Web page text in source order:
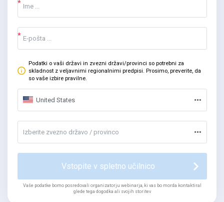
Podatki o vaši državi in zvezni državi/provinci so potrebni za
skladnost z veljavnimi regionalnimi predpisi. Prosimo, preverite, da
so vaše izbire pravilne.
United States
Izberite zvezno državo / provinco
Vstopite v spletno učilnico
Vaše podatke bomo posredovali organizatorju webinarja, ki vas bo morda kontaktiral
glede tega dogodka ali svojih storitev